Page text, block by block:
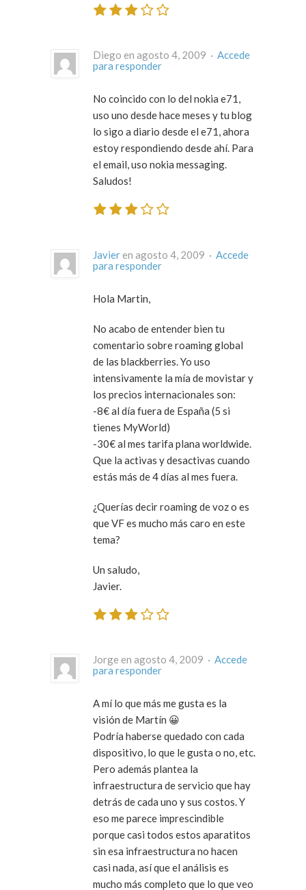
Diego en agosto 4, 2009 · Accede
para responder
No coincido con lo del nokia e71,
uso uno desde hace meses y tu blog
lo sigo a diario desde el e71, ahora
estoy respondiendo desde ahí. Para
el email, uso nokia messaging.
Saludos!
Javier en agosto 4, 2009 · Accede
para responder
Hola Martin,
No acabo de entender bien tu
comentario sobre roaming global
de las blackberries. Yo uso
intensivamente la mía de movistar y
los precios internacionales son:
-8€ al día fuera de España (5 si
tienes MyWorld)
-30€ al mes tarifa plana worldwide.
Que la activas y desactivas cuando
estás más de 4 días al mes fuera.
¿Querías decir roaming de voz o es
que VF es mucho más caro en este
tema?
Un saludo,
Javier.
Jorge en agosto 4, 2009 · Accede
para responder
A mí lo que más me gusta es la
visión de Martín 😀
Podría haberse quedado con cada
dispositivo, lo que le gusta o no, etc.
Pero además plantea la
infraestructura de servicio que hay
detrás de cada uno y sus costos. Y
eso me parece imprescindible
porquecasi todos estos aparatitos
sin esa infraestructura no hacen
casi nada, así que el análisis es
mucho más completo que lo que veo